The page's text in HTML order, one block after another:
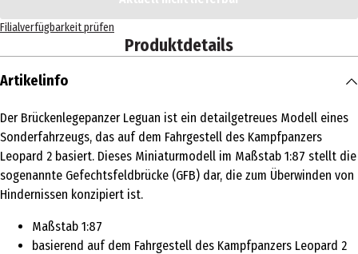
Filialverfügbarkeit prüfen
Produktdetails
Artikelinfo
Der Brückenlegepanzer Leguan ist ein detailgetreues Modell eines
Sonderfahrzeugs, das auf dem Fahrgestell des Kampfpanzers
Leopard 2 basiert. Dieses Miniaturmodell im Maßstab 1:87 stellt die
sogenannte Gefechtsfeldbrücke (GFB) dar, die zum Überwinden von
Hindernissen konzipiert ist.
Maßstab 1:87
basierend auf dem Fahrgestell des Kampfpanzers Leopard 2